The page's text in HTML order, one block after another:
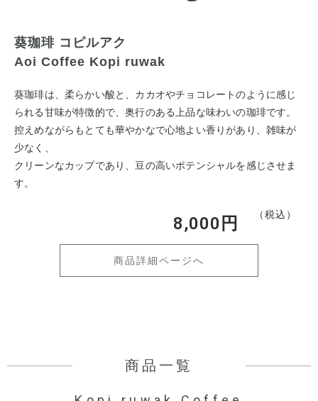
葵珈琲 コピルアク
Aoi Coffee Kopi ruwak
葵珈琲は、柔らかい酸と、カカオやチョコレートのように感じ
られる甘味が特徴的で、奥行のある上品な味わいの珈琲です。
控えめながらもとても華やかなで心地よい香りがあり、雑味が
少なく、
クリーンなカップであり、豆の高いポテンシャルを感じさせま
す。
8,000円 （税込）
商品詳細ページへ
商品一覧